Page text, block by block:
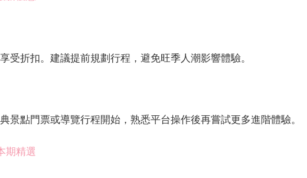
受折扣。建議提前規劃行程，避免旺季人潮影響體驗。
景點門票或導覽行程開始，熟悉平台操作後再嘗試更多進階體驗。
期精選